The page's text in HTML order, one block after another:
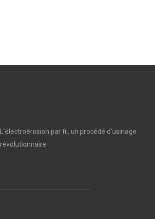
L’électroérosion par fil, un procédé d’usinage
révolutionnaire